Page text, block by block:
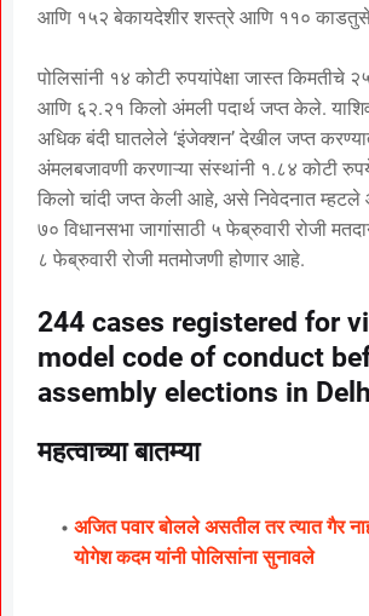
आणि १५२ बेकायदेशीर शस्त्रे आणि ११०
पोलिसांनी १४ कोटी रुपयांपेक्षा जास्त किमतीचे
आणि ६२.२१ किलो अंमली पदार्थ जप्त केले.
अधिक बंदी घातलेले ‘इंजेक्शन’ देखील जप्त
अंमलबजावणी करणाऱ्या संस्थांनी १.८४ कोटी
किलो चांदी जप्त केली आहे, असे निवेदनात म्हटले
७० विधानसभा जागांसाठी ५ फेब्रुवारी रोजी
८ फेब्रुवारी रोजी मतमोजणी होणार आहे.
244 cases registered for
model code of conduct
assembly elections in
महत्वाच्या बातम्या
अजित पवार बोलले असतील तर त्यात गैर
योगेश कदम यांनी पोलिसांना सुनावले